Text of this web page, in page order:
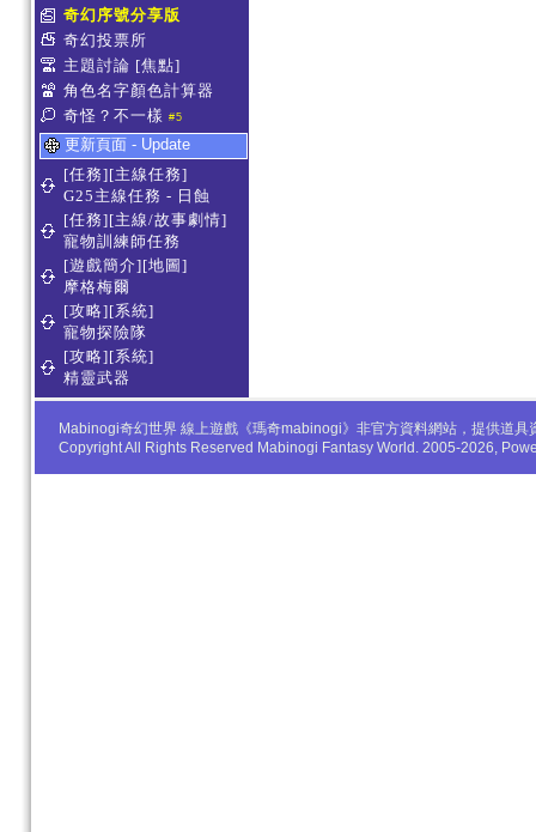
奇幻序號分享版
奇幻投票所
主題討論 [焦點]
角色名字顏色計算器
奇怪？不一樣 #5
更新頁面 - Update
[任務][主線任務]
G25主線任務 - 日蝕
[任務][主線/故事劇情]
寵物訓練師任務
[遊戲簡介][地圖]
摩格梅爾
[攻略][系統]
寵物探險隊
[攻略][系統]
精靈武器
Mabinogi奇幻世界 線上遊戲《瑪奇mabinogi》非官方資料網站，提供道
Copyright All Rights Reserved Mabinogi Fantasy World. 2005-2026,